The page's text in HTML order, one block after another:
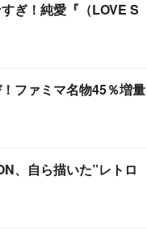
ぎ！純愛『（LOVE S
ファミマ名物45％増量
、自ら描いた”レトロ